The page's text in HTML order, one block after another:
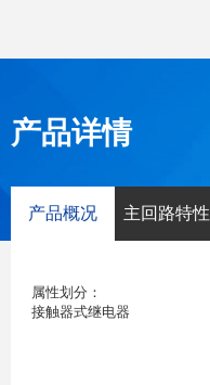
产品详情
产品概况 主回路特性
属性划分：
接触器式继电器